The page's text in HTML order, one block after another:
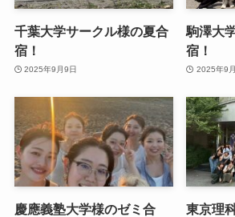
千葉大学サークル様の夏合
宿！
2025年9月9日
駒澤大
宿！
2025年9
慶應義塾大学様のゼミ合
東京理